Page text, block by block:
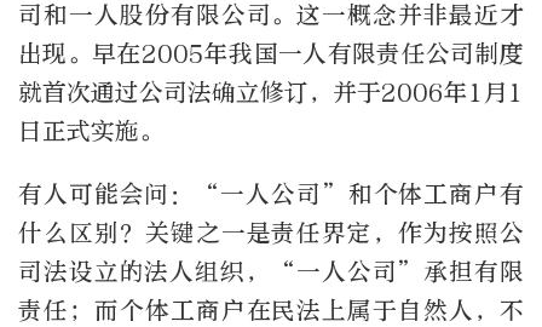
司和一人股份有限公司。这一概念并非最近才
出现。早在2005年我国一人有限责任公司制度
就首次通过公司法确立修订，并于2006年1月1
日正式实施。
有人可能会问：“一人公司”和个体工商户有
什么区别？关键之一是责任界定，作为按照公
司法设立的法人组织，“一人公司”承担有限
责任；而个体工商户在民法上属于自然人，不